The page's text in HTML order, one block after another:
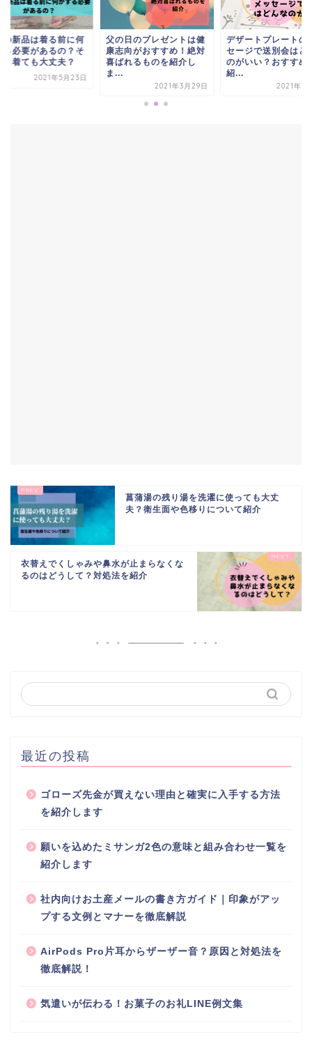
の新品は着る前に何
る必要があるの？そ
ま着ても大丈夫？
2021年5月23日
父の日のプレゼントは健
康志向がおすすめ！絶対
喜ばれるものを紹介し
ま...
2021年3月29日
デザートプレートの
セージで送別会はど
のがいい？おすすめ
紹...
2021年5
菖蒲湯の残り湯を洗濯に使っても大丈
夫？衛生面や色移りについて紹介
衣替えでくしゃみや鼻水が止まらなくな
るのはどうして？対処法を紹介
最近の投稿
ゴローズ先金が買えない理由と確実に入手する方法
を紹介します
願いを込めたミサンガ2色の意味と組み合わせ一覧を
紹介します
社内向けお土産メールの書き方ガイド｜印象がアッ
プする文例とマナーを徹底解説
AirPods Pro片耳からザーザー音？原因と対処法を
徹底解説！
気遣いが伝わる！お菓子のお礼LINE例文集